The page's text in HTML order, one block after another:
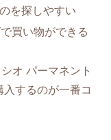
を探しやすい
買い物ができる
オ パーマネント
するのが一番コ